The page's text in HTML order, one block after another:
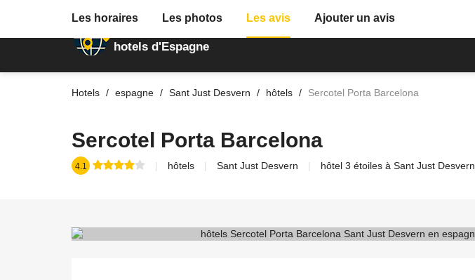
Annuaire des
hotels d'Espagne
Hotels espagne Sant Just Desvern hôtels Sercotel Porta Barcelona
Sercotel Porta Barcelona
4.1 hôtels Sant Just Desvern hôtel 3 étoiles à Sant Just Desvern
Les horaires Les photos Les avis Ajouter un avis